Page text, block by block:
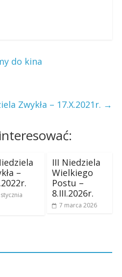
do kina
Zwykła – 17.X.2021r. →
–
III Niedziela
Wielkiego
Postu –
8.III.2026r.
7 marca 2026